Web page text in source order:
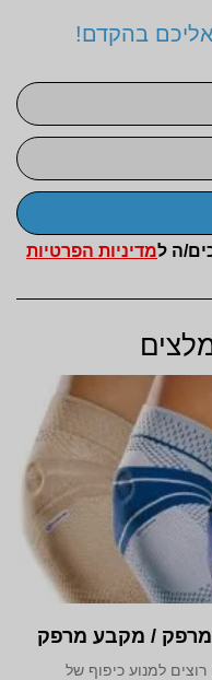
אליכם בהקדם!
ה למדיניות הפרטיות
מרפק / מקבע מרפק
למנוע כיפוף של